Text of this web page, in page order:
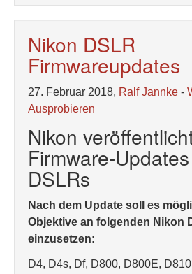
Nikon DSLR
Firmwareupdates
27. Februar 2018, Ralf Jannke -
Ausprobieren
Nikon
Firmware-
DSLRs
Nach dem Update soll es
Objektive an folgenden Nikon
einzusetzen:
D4, D4s, Df, D800, D800E,